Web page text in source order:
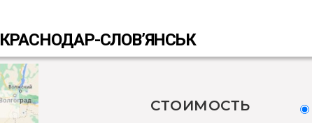
КРАСНОДАР-СЛОВ’ЯНСЬК
СТОИМОСТЬ